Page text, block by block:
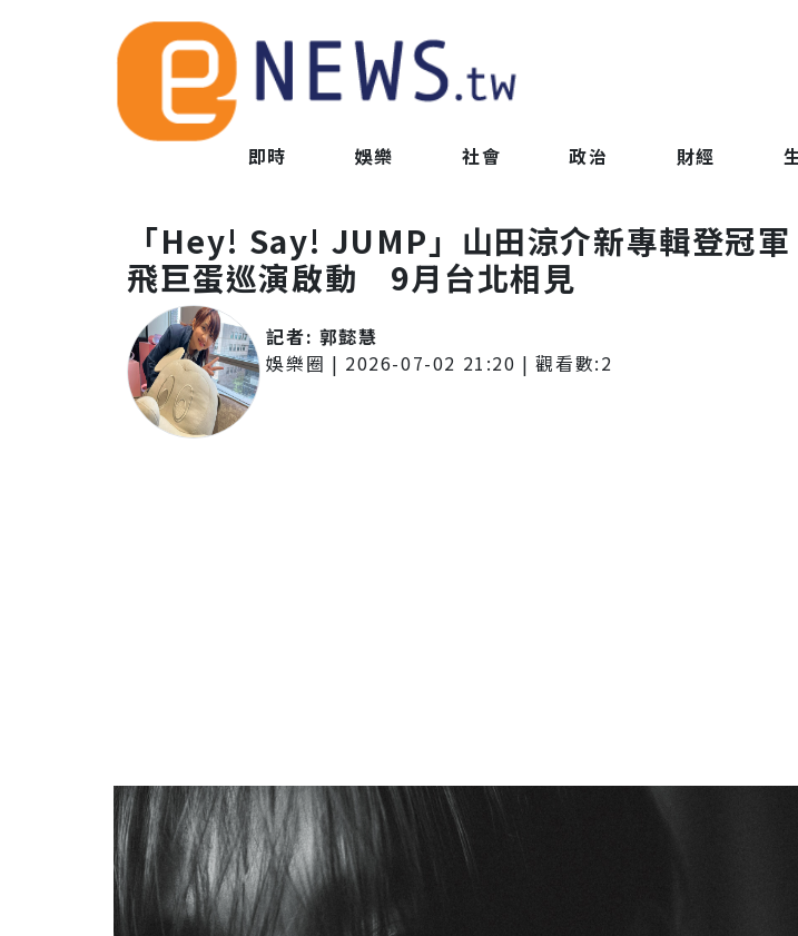
即時 娛樂 社會 政治 財經
「Hey! Say! JUMP」山田涼介新專輯登冠
飛巨蛋巡演啟動 9月台北相見
記者: 郭懿慧
娛樂圈 | 2026-07-02 21:20 | 觀看數:2